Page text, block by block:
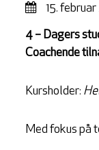
15. februar
4 – Dagers
Coachende
Kursholder:
Med fokus på